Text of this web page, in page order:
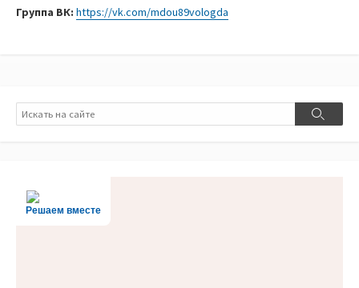
Группа ВК: https://vk.com/mdou89vologda
Поиск
Поиск
Решаем вместе